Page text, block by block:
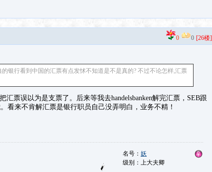
0 0 [26楼]
银行看到中国的汇票有点发怵不知道是不是真的? 不过不论怎样,汇票
票误以为是支票了。后来等我去handelsbanken解完汇票，SEB跟
看来不肯解汇票是银行职员自己没弄明白，业务不精！
名号： 妖
级别：上大夫卿